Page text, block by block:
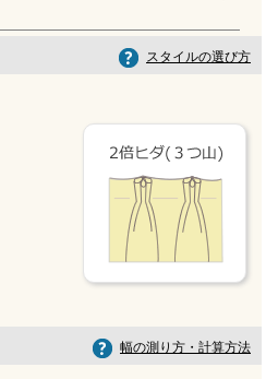
スタイルの選び方
幅の測り方・計算方法